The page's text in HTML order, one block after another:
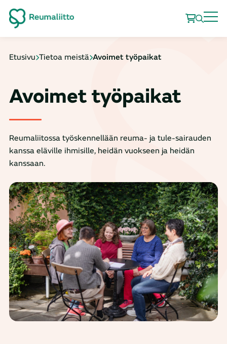
Etusivu Tietoa meistä Avoimet työpaikat
Avoimet työpaikat
Reumaliitossa työskennellään reuma- ja tule-sairauden
kanssa eläville ihmisille, heidän vuokseen ja heidän
kanssaan.